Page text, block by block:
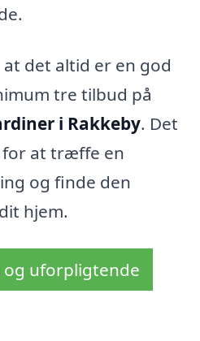
det altid er en god
tre tilbud på
i Rakkeby. Det
for at træffe en
og finde den
hjem.
og uforpligtende